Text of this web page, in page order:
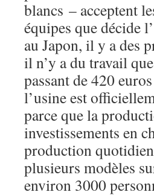
blancs – acceptent
équipes que décide
au Japon, il y a des
il n’y a du travail
passant de 420
l’usine est
parce que la
investissements en
production
plusieurs modèles
environ 3000